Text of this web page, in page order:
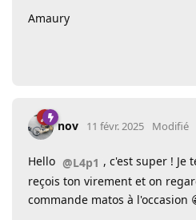
Amaury
nov 11 févr. 2025 Modifié
Hello @L4p1 , c'est super ! Je
reçois ton virement et on
commande matos à l'occasion